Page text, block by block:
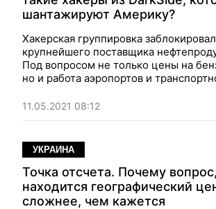
шантажируют Америку?
Хакерская группировка
крупнейшего поставщика
Под вопросом не только цены на
но и работа аэропортов и
11.05.2021 08:12
УКРАИНА
Точка отсчета. Почему
находится географический
сложнее, чем кажется